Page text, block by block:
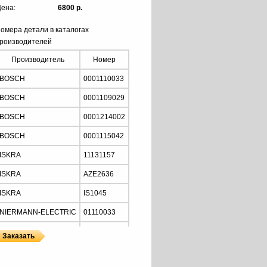
6800 р.
детали в каталогах
Производитель Номер
BOSCH 0001110033
BOSCH 0001109029
BOSCH 0001214002
BOSCH 0001115042
ISKRA 11131157
ISKRA AZE2636
ISKRA IS1045
NIERMANN-ELECTRIC 01110033